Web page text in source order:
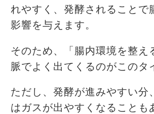
れやすく、発酵されることで
影響を与えます。
そのため、「腸内環境を整え
脈でよく出てくるのがこのタ
ただし、発酵が進みやすい分
はガスが出やすくなることも